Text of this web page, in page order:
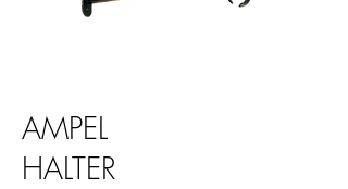
AMPEL
HALTER